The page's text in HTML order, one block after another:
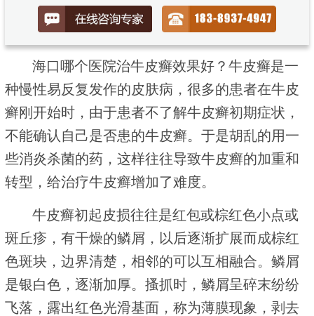
海口哪个医院治牛皮癣效果好？牛皮癣是一
种慢性易反复发作的皮肤病，很多的患者在牛皮
癣刚开始时，由于患者不了解牛皮癣初期症状，
不能确认自己是否患的牛皮癣。于是胡乱的用一
些消炎杀菌的药，这样往往导致牛皮癣的加重和
转型，给治疗牛皮癣增加了难度。
牛皮癣初起皮损往往是红包或棕红色小点或
斑丘疹，有干燥的鳞屑，以后逐渐扩展而成棕红
色斑块，边界清楚，相邻的可以互相融合。鳞屑
是银白色，逐渐加厚。搔抓时，鳞屑呈碎末纷纷
飞落，露出红色光滑基面，称为薄膜现象，剥去